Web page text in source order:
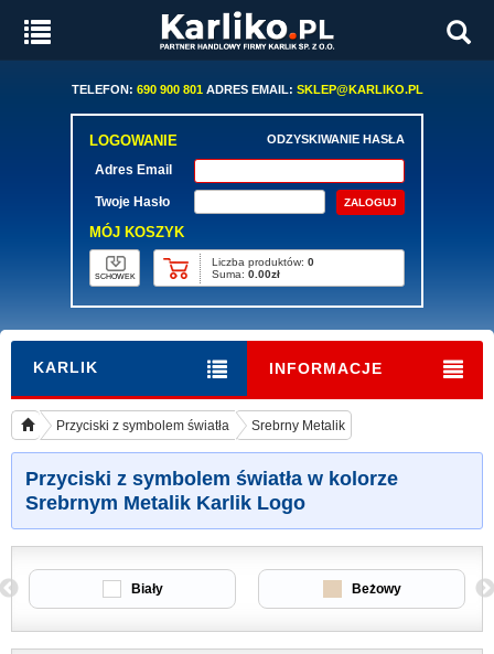
TELEFON: 690 900 801ADRES EMAIL: SKLEP@KARLIKO.PL
LOGOWANIE ODZYSKIWANIE HASŁA
Adres Email
Twoje Hasło
MÓJ KOSZYK
SCHOWEK
Liczba produktów: 0
Suma: 0.00zł
KARLIK INFORMACJE
Przyciski z symbolem światła Srebrny Metalik
Przyciski z symbolem światła w kolorze
Srebrnym Metalik Karlik Logo
Biały Beżowy